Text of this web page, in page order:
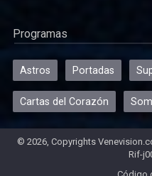
Programas
Astros Portadas
Cartas del Corazón
© 2026, Copyrights
Rif-